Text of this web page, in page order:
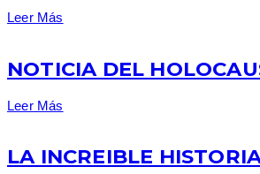
Leer Más
NOTICIA DEL
Leer Más
LA INCREIBLE